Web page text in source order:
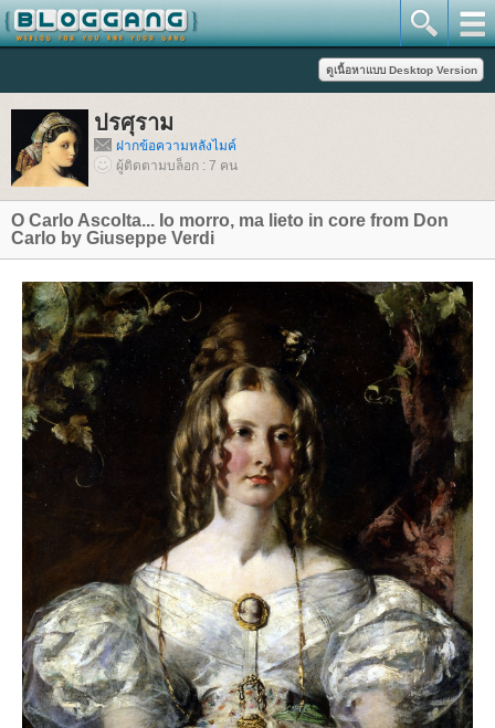
ปรศุราม
ฝากข้อความหลังไมค์
ผู้ติดตามบล็อก : 7 คน
O Carlo Ascolta... Io morro, ma lieto in core from Don
Carlo by Giuseppe Verdi